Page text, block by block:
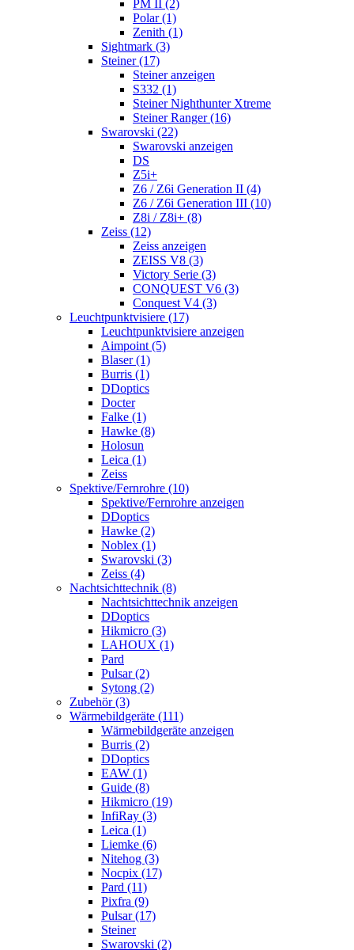
PM II (2)
Polar (1)
Zenith (1)
Sightmark (3)
Steiner (17)
Steiner anzeigen
S332 (1)
Steiner Nighthunter Xtreme
Steiner Ranger (16)
Swarovski (22)
Swarovski anzeigen
DS
Z5i+
Z6 / Z6i Generation II (4)
Z6 / Z6i Generation III (10)
Z8i / Z8i+ (8)
Zeiss (12)
Zeiss anzeigen
ZEISS V8 (3)
Victory Serie (3)
CONQUEST V6 (3)
Conquest V4 (3)
Leuchtpunktvisiere (17)
Leuchtpunktvisiere anzeigen
Aimpoint (5)
Blaser (1)
Burris (1)
DDoptics
Docter
Falke (1)
Hawke (8)
Holosun
Leica (1)
Zeiss
Spektive/Fernrohre (10)
Spektive/Fernrohre anzeigen
DDoptics
Hawke (2)
Noblex (1)
Swarovski (3)
Zeiss (4)
Nachtsichttechnik (8)
Nachtsichttechnik anzeigen
DDoptics
Hikmicro (3)
LAHOUX (1)
Pard
Pulsar (2)
Sytong (2)
Zubehör (3)
Wärmebildgeräte (111)
Wärmebildgeräte anzeigen
Burris (2)
DDoptics
EAW (1)
Guide (8)
Hikmicro (19)
InfiRay (3)
Leica (1)
Liemke (6)
Nitehog (3)
Nocpix (17)
Pard (11)
Pixfra (9)
Pulsar (17)
Steiner
Swarovski (2)